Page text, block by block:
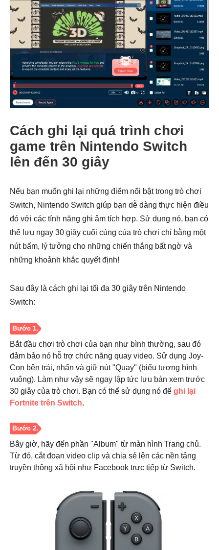
Bước 3.
Bước 4.
Cách ghi lại quá trình chơi
game trên Nintendo Switch
lên đến 30 giây
Nếu bạn muốn ghi lại những điểm nổi bật trong trò chơi
Switch, Nintendo Switch giúp bạn dễ dàng thực hiện điều
đó với các tính năng ghi âm tích hợp. Sử dụng nó, bạn có
thể lưu ngay 30 giây cuối cùng của trò chơi chỉ bằng một
nút bấm, lý tưởng cho những chiến thắng bất ngờ và
những khoảnh khắc quyết định!
Sau đây là cách ghi lại tối đa 30 giây trên Nintendo
Switch:
Bắt đầu chơi trò chơi của bạn như bình thường, sau đó
đảm bảo nó hỗ trợ chức năng quay video. Sử dụng Joy-
Con bên trái, nhấn và giữ nút "Quay" (biểu tượng hình
vuông). Làm như vậy sẽ ngay lập tức lưu bản xem trước
30 giây của trò chơi. Bạn có thể sử dụng nó để ghi lại
Fortnite trên Switch.
Bây giờ, hãy đến phần "Album" từ màn hình Trang chủ.
Từ đó, cắt đoạn video clip và chia sẻ lên các nền tảng
truyền thông xã hội như Facebook trực tiếp từ Switch.